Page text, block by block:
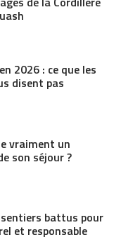
2026 : ce que les
disent pas
vraiment un
son séjour ?
battus pour
et responsable